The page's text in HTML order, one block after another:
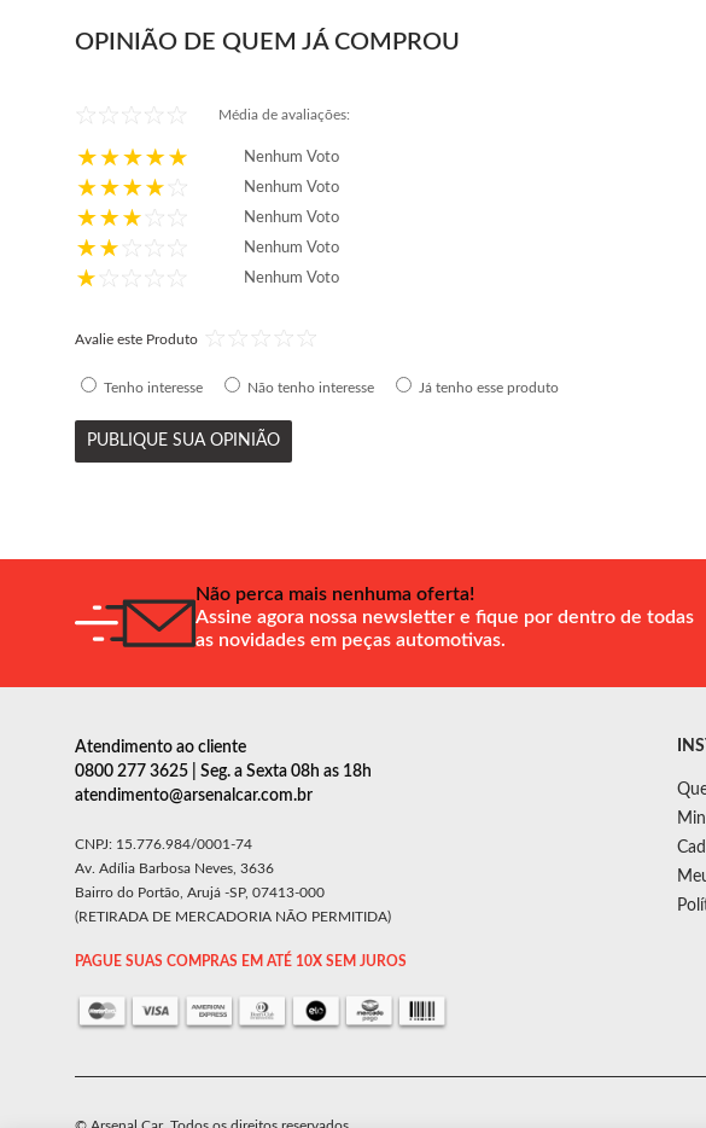
OPINIÃO DE QUEM JÁ COMPROU
Média de avaliações:
Nenhum Voto
Nenhum Voto
Nenhum Voto
Nenhum Voto
Nenhum Voto
Avalie este Produto
Tenho interesse Não tenho interesse Já tenho esse produto
PUBLIQUE SUA OPINIÃO
Preto
R$ 445,00 R$ 280,00
Não perca mais nenhuma oferta!
Assine agora nossa newsletter e fique por dentro de todas
as novidades em peças automotivas.
Atendimento ao cliente
0800 277 3625 | Seg. a Sexta 08h as 18h
atendimento@arsenalcar.com.br
CNPJ: 15.776.984/0001-74
Av. Adília Barbosa Neves, 3636
Bairro do Portão, Arujá -SP, 07413-000
(RETIRADA DE MERCADORIA NÃO PERMITIDA)
PAGUE SUAS COMPRAS EM ATÉ 10X SEM JUROS